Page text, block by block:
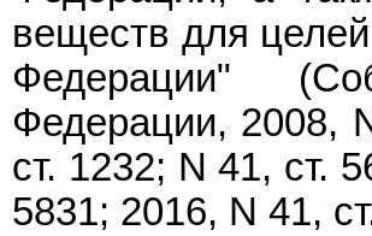
веществ для целей
Федерации"
Федерации, 2008,
ст. 1232; N 41, ст.
5831; 2016, N 41,